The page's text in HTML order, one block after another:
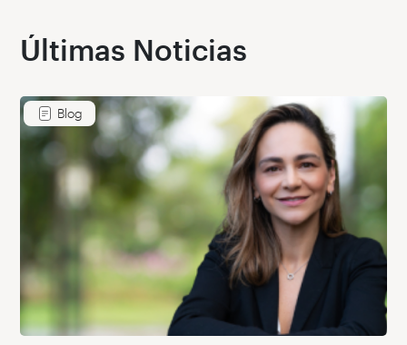
Últimas Noticias
Blog